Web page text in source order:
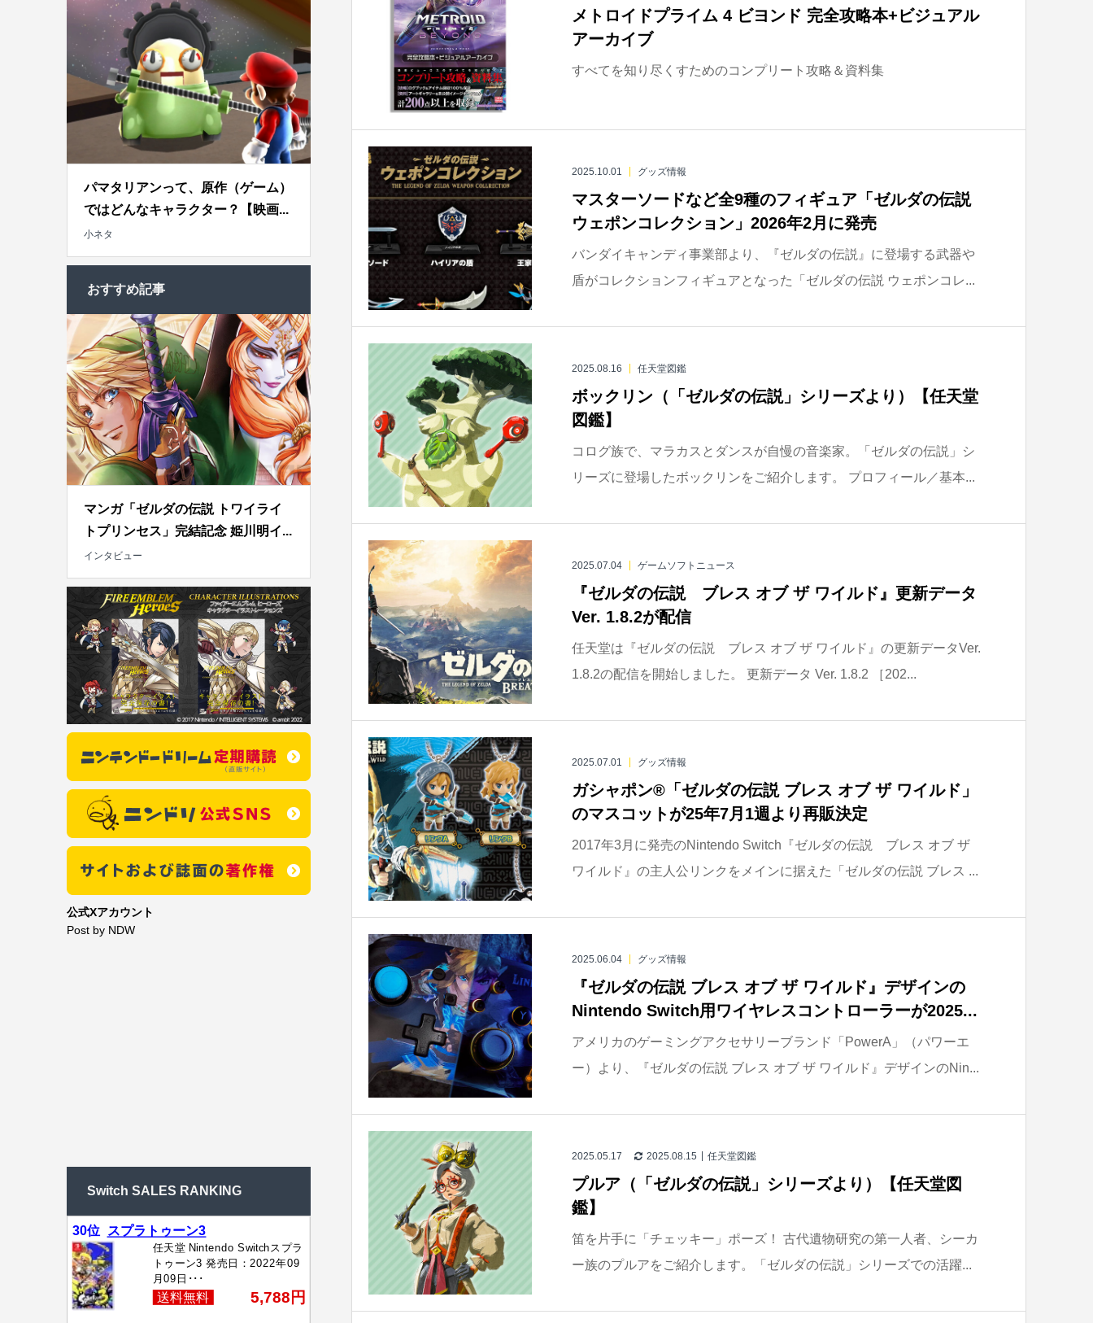
メトロイドプライム 4 ビヨンド 完全攻略本+ビジュアル
アーカイブ
すべてを知り尽くすためのコンプリート攻略＆資料集
2025.10.01 グッズ情報
マスターソードなど全9種のフィギュア「ゼルダの伝説
ウェポンコレクション」2026年2月に発売
バンダイキャンディ事業部より、『ゼルダの伝説』に登場する武器や
盾がコレクションフィギュアとなった「ゼルダの伝説 ウェポンコレ...
2025.08.16 任天堂図鑑
ボックリン（「ゼルダの伝説」シリーズより）【任天堂
図鑑】
コログ族で、マラカスとダンスが自慢の音楽家。「ゼルダの伝説」シ
リーズに登場したボックリンをご紹介します。 プロフィール／基本...
2025.07.04 ゲームソフトニュース
『ゼルダの伝説 ブレス オブ ザ ワイルド』更新データ
Ver. 1.8.2が配信
任天堂は『ゼルダの伝説 ブレス オブ ザ ワイルド』の更新データVer.
1.8.2の配信を開始しました。 更新データ Ver. 1.8.2 ［202...
2025.07.01 グッズ情報
ガシャポン®「ゼルダの伝説 ブレス オブ ザ ワイルド」
のマスコットが25年7月1週より再販決定
2017年3月に発売のNintendo Switch『ゼルダの伝説 ブレス オブ ザ
ワイルド』の主人公リンクをメインに据えた「ゼルダの伝説 ブレス ...
2025.06.04 グッズ情報
『ゼルダの伝説 ブレス オブ ザ ワイルド』デザインの
Nintendo Switch用ワイヤレスコントローラーが2025...
アメリカのゲーミングアクセサリーブランド「PowerA」（パワーエ
ー）より、『ゼルダの伝説 ブレス オブ ザ ワイルド』デザインのNin...
2025.05.17 2025.08.15 任天堂図鑑
プルア（「ゼルダの伝説」シリーズより）【任天堂図
鑑】
笛を片手に「チェッキー」ポーズ！ 古代遺物研究の第一人者、シーカ
ー族のプルアをご紹介します。「ゼルダの伝説」シリーズでの活躍...
パマタリアンって、原作（ゲーム）
ではどんなキャラクター？【映画...
小ネタ
おすすめ記事
マンガ「ゼルダの伝説 トワイライ
トプリンセス」完結記念 姫川明イ...
インタビュー
公式Xアカウント
Post by NDW
Switch SALES RANKING